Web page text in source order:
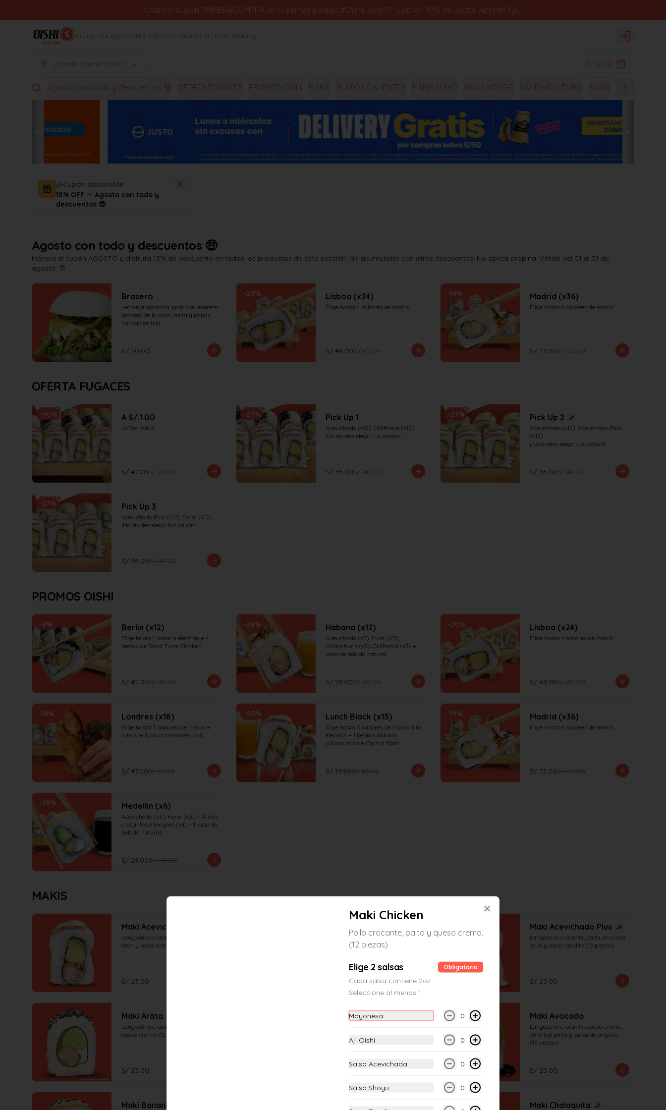
¡Utiliza el cupón PRIMERACOMPRA en tu primer pedido #OishiLover 🤍 y obtén 10% de Dscto! Aplican TyC.
Inicio¡Pide aquí!Carta SalónLocalesBarra LibreCatering Login
¿Dónde quieres pedir? S/ 0.00
Agosto con todo y descuentos 🤑 OFERTA FUGACES PROMOS OISHI MAKIS PLATOS CALIENTES MAKIS SUMO MAKIS VEGGIE SANDWICH FURAI SANGUCHES
Cupón disponible
15% OFF — Agosto con todo y
descuentos 😎
Agosto con todo y descuentos 🤑
Ingresa el cupón AGOSTO y disfruta 15% de descuento en todos los productos de esta sección. No acumulable con otros descuentos. No aplica propina. Válido del 01 al 31 de
agosto. 🎊
Brasero
Lechuga organica, pollo con aderezo
brasero de la casa, palta y papas
nativas en hilo.
S/ 20.00
-20% Lisboa (x24)
Elige hasta 4 sabores de makis
S/ 48.00S/ 60.00
-19% Madrid (x36)
Elige hasta 6 sabores de makis
S/ 73.00S/ 90.00
OFERTA FUGACES
-40% A S/.1.00
La 3ra tabla
S/ 47.00S/ 78.00
-27% Pick Up 1
Acevichado (x12), California (x12)
¡No olvides elegir tus salsas!
S/ 35.00S/ 48.00
-27% Pick Up 2
Acevichado (x12), Acevichado Plus
(x12)
¡No olvides elegir tus salsas!
S/ 35.00S/ 48.00
-27% Pick Up 3
Acevichado Plus (x12), Furai (x12)
¡No olvides elegir tus salsas!
S/ 35.00S/ 48.00
PROMOS OISHI
-9% Berlin (x12)
Elige hasta 1 sabor a elección + 4
piezas de Sand. Furai Chicken
S/ 42.00S/ 46.00
-28% Habana (x12)
Acevichado (x3), Furai (x3),
Chimichurri (x3), California (x3) + 1
vaso de bebida natural
S/ 29.00S/ 40.00
-20% Lisboa (x24)
Elige hasta 4 sabores de makis
S/ 48.00S/ 60.00
-18% Londres (x18)
Elige hasta 3 sabores de makis +
Alitas teriyaki o crocantes (x4)
S/ 47.00S/ 57.00
-50% Lunch Black (x15)
Elige hasta 3 sabores de makis a tu
elección + 1 bebida natural
¡Válido sólo de 12pm a 5pm!
S/ 19.90S/ 40.00
-19% Madrid (x36)
Elige hasta 6 sabores de makis
S/ 73.00S/ 90.00
-28% Medellin (x6)
Acevichado (x3), Furai (x3), + Alitas
crocantes o teriyaki (x4) + 1 vaso de
bebida natural
S/ 29.00S/ 40.00
MAKIS
Maki Acevichado
Langostino crocante, palta, en el top
atún y salsa acevichada (12 piezas)
S/ 23.00
Maki Acevichado Oishi
Langostino crocante, palta, en el top
atún coronado de chalaquita y salsa
S/ 23.00
Maki Acevichado Plus
Langostino crocante, palta, en el top
atún y salsa tiradito (12 piezas)
S/ 23.00
Maki Arata
Langostino crocante, palta, pepino y
queso crema (12 piezas)
S/ 23.00
Maki Atlantic Maki Avocado
Langostino crocante, queso crema,
en el top palta y salsa de anguila.
(12 piezas)
S/ 23.00
Maki Banana Maki Chalaquita
Maki Chicken
Pollo crocante, palta y queso crema.
(12 piezas)
Elige 2 salsas Obligatorio
Cada salsa contiene 2oz
Seleccione al menos 1
Mayonesa 0
Aji Oishi 0
Salsa Acevichada 0
Salsa Shoyu 0